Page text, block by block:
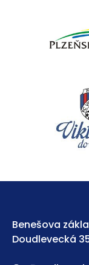
Benešova
Doudlevecká